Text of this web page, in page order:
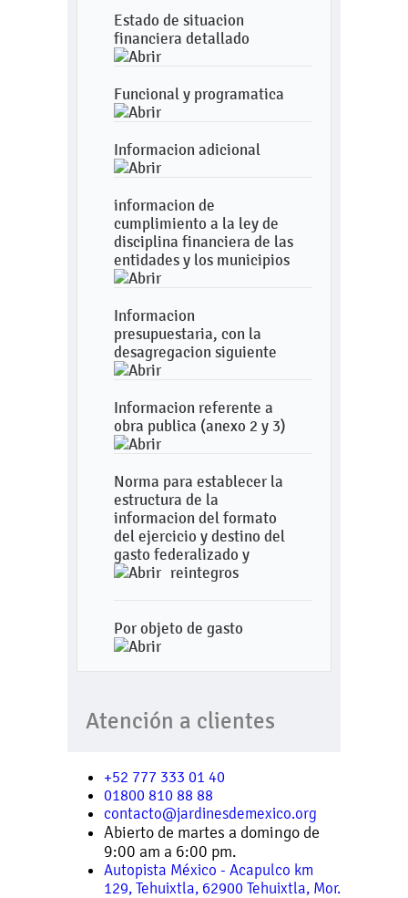
Estado de situacion
financiera detallado
Funcional y programatica
Informacion adicional
informacion de
cumplimiento a la ley de
disciplina financiera de las
entidades y los municipios
Informacion
presupuestaria, con la
desagregacion siguiente
Informacion referente a
obra publica (anexo 2 y 3)
Norma para establecer la
estructura de la
informacion del formato
del ejercicio y destino del
gasto federalizado y
reintegros
Por objeto de gasto
Atención a clientes
+52 777 333 01 40
01800 810 88 88
contacto@jardinesdemexico.org
Abierto de martes a domingo de
9:00 am a 6:00 pm.
Autopista México - Acapulco km
129, Tehuixtla, 62900 Tehuixtla, Mor.